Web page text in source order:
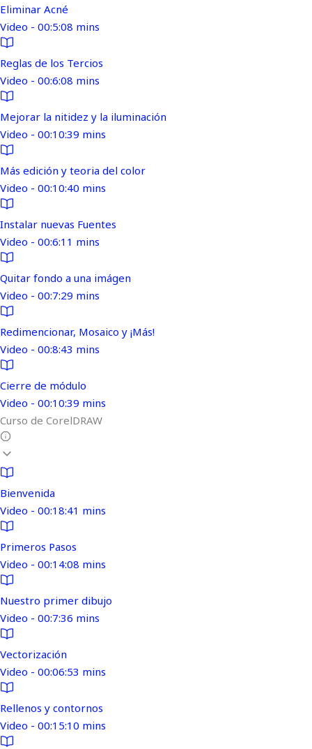
Eliminar Acné
Video - 00:5:08 mins
Reglas de los Tercios
Video - 00:6:08 mins
Mejorar la nitidez y la iluminación
Video - 00:10:39 mins
Más edición y teoria del color
Video - 00:10:40 mins
Instalar nuevas Fuentes
Video - 00:6:11 mins
Quitar fondo a una imágen
Video - 00:7:29 mins
Redimencionar, Mosaico y ¡Más!
Video - 00:8:43 mins
Cierre de módulo
Video - 00:10:39 mins
Curso de CorelDRAW
Bienvenida
Video - 00:18:41 mins
Primeros Pasos
Video - 00:14:08 mins
Nuestro primer dibujo
Video - 00:7:36 mins
Vectorización
Video - 00:06:53 mins
Rellenos y contornos
Video - 00:15:10 mins